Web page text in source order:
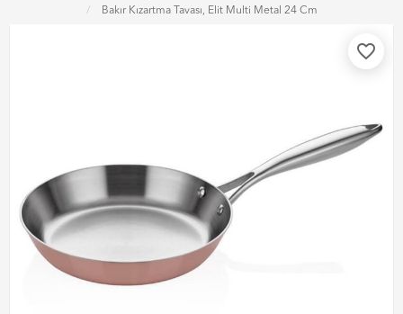
Bakır Kızartma Tavası, Elit Multi Metal 24 Cm
favorite_border